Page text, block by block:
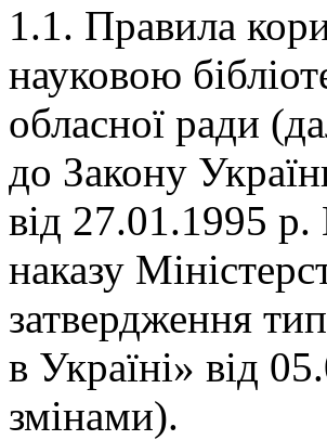
1.1. Правила
науковою
обласної ради
до Закону
від 27.01.1995
наказу
затвердження
в Україні» від
змінами).